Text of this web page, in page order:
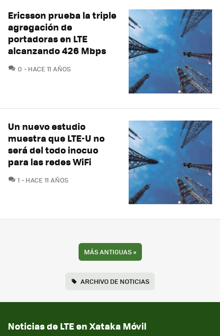
Ericsson prueba la triple
agregación de
portadoras en LTE
alcanzando 426 Mbps
0 COMENTARIOS
HACE 11 AÑOS
Un nuevo estudio
muestra que LTE-U no
será del todo inocuo
para las redes WiFi
1 COMENTARIOS
HACE 11 AÑOS
MÁS ANTIGUAS»
ARCHIVO DE NOTICIAS
Noticias de LTE en Xataka Móvil